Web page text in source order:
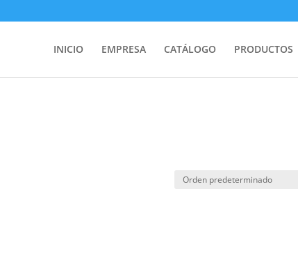
INICIO EMPRESA CATÁLOGO PRODUCTOS